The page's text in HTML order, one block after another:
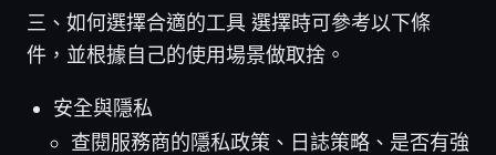
三、如何選擇合適的工具 選擇時可參考以下條
件，並根據自己的使用場景做取捨。
安全與隱私
查閱服務商的隱私政策、日誌策略、是否有強